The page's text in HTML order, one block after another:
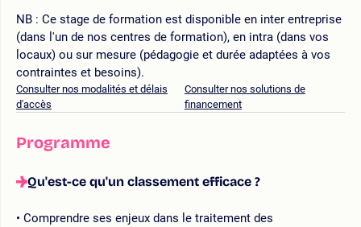
NB : Ce stage de formation est disponible en inter entreprise
(dans l'un de nos centres de formation), en intra (dans vos
locaux) ou sur mesure (pédagogie et durée adaptées à vos
contraintes et besoins).
Consulter nos modalités et délais
d'accès
Consulter nos solutions de
financement
Programme
Qu'est-ce qu'un classement efficace ?
Comprendre ses enjeux dans le traitement des